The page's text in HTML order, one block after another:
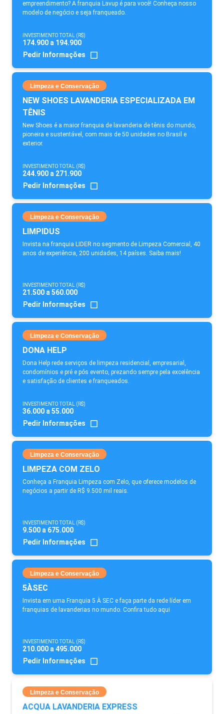
empreendimento? A franquia Lavup é para você! Conheça nosso
modelo de negócio e seja franqueado.
INVESTIMENTO TOTAL (R$)
174.900 a 194.900
Pedir Informações
Limpeza e Conservação
NEW SHOES LAVANDERIA ESPECIALIZADA EM
TÊNIS
New Shoes é a maior franquia de lavanderia de tênis do mundo,
pioneira e sustentável, com mais de 50 unidades no Brasil e
exterior.
INVESTIMENTO TOTAL (R$)
244.900 a 271.900
Pedir Informações
Limpeza e Conservação
LIMPIDUS
Invista na franquia LIDER no segmento de Limpeza Comercial, 40
anos de experiência, 200 unidades, 14 países. Saiba mais!
INVESTIMENTO TOTAL (R$)
21.500 a 560.000
Pedir Informações
Limpeza e Conservação
DONA HELP
Dona Help rede serviços de limpeza residencial, empresarial,
condomínios e pré e pós evento, prezando sempre pela excelência
e satisfação de clientes e franqueados.
INVESTIMENTO TOTAL (R$)
36.000 a 55.000
Pedir Informações
Limpeza e Conservação
LIMPEZA COM ZELO
Conheça a Franquia Limpeza com Zelo, que oferece modelos de
negócios a partir de R$ 9.500 mil reais.
INVESTIMENTO TOTAL (R$)
9.500 a 675.000
Pedir Informações
Limpeza e Conservação
5ÀSEC
Invista em uma Franquia 5 À SEC e faça parte da rede líder em
franquias de lavanderias no mundo. Confira tudo aqui
INVESTIMENTO TOTAL (R$)
210.000 a 495.000
Pedir Informações
Limpeza e Conservação
ACQUA LAVANDERIA EXPRESS